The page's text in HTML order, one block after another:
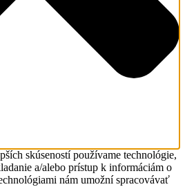
skúseností používame technológie,
a/alebo prístup k informáciám o
nám umožní spracovávať